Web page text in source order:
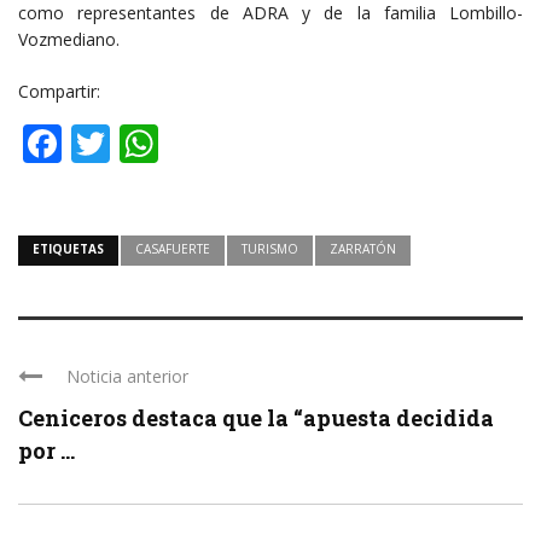
como representantes de ADRA y de la familia Lombillo-
Vozmediano.
Compartir:
Facebook
Twitter
ETIQUETAS CASAFUERTE TURISMO ZARRATÓN
Noticia anterior
Ceniceros destaca que la “apuesta decidida
por ...